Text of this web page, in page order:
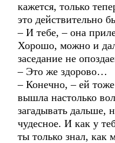
кажется, только
это действительно
– И тебе, – она
Хорошо, можно и
заседание не
– Это же здорово…
– Конечно, – ей
вышла настолько
загадывать дальше,
чудесное. И как у
ты только знал, как